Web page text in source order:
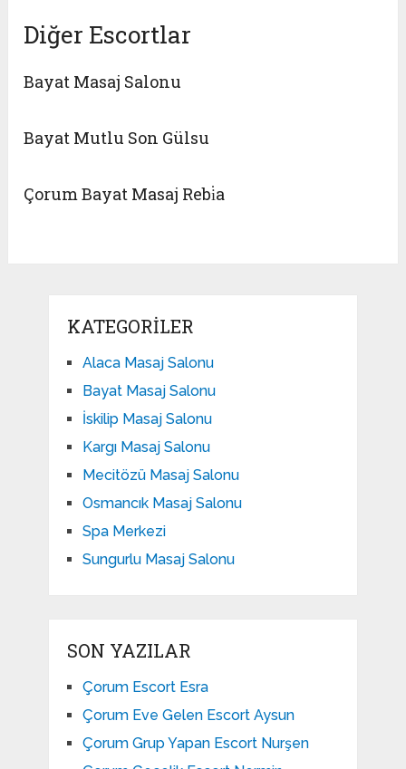
Diğer Escortlar
Bayat Masaj Salonu
Bayat Mutlu Son Gülsu
Çorum Bayat Masaj Rebi̇a
KATEGORILER
Alaca Masaj Salonu
Bayat Masaj Salonu
İskilip Masaj Salonu
Kargı Masaj Salonu
Mecitözü Masaj Salonu
Osmancık Masaj Salonu
Spa Merkezi
Sungurlu Masaj Salonu
SON YAZILAR
Çorum Escort Esra
Çorum Eve Gelen Escort Aysun
Çorum Grup Yapan Escort Nurşen